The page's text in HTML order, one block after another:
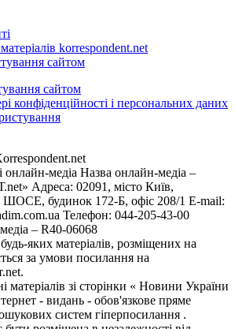
korrespondent.net
сайтом
сайтом
конфіденційності і персональних даних
онлайн-медіа Назва онлайн-медіа –
Адреса: 02091, місто Київ,
будинок 172-Б, офіс 208/1 E-mail:
Телефон: 044-205-43-00
– R40-06068
яких матеріалів, розміщених на
за умови посилання на
матеріалів зі сторінки « Новини України
- видань - обов'язкове пряме
систем гіперпосилання .